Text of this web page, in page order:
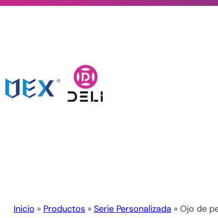
Inicio » Productos » Serie Personalizada » Ojo de